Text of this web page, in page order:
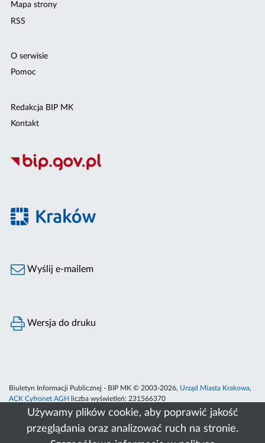
Używamy plików cookie, aby poprawić jakość
przeglądania oraz analizować ruch na stronie.
Mapa strony
RSS
O serwisie
Pomoc
Redakcja BIP MK
Kontakt
Wyślij e-mailem
Wersja do druku
Biuletyn Informacji Publicznej - BIP MK © 2003-2026, Urząd Miasta Krakowa,
ACK Cyfronet AGH
liczba wyświetleń: 231566370